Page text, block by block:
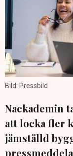
Bild: Pressbild
Nackademin
att locka fler
jämställd